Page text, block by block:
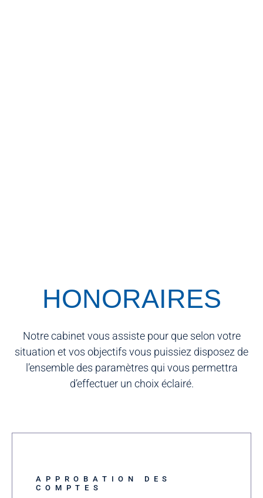
HONORAIRES
Notre cabinet vous assiste pour que selon votre
situation et vos objectifs vous puissiez disposez de
l’ensemble des paramètres qui vous permettra
d’effectuer un choix éclairé.
APPROBATION DES
COMPTES